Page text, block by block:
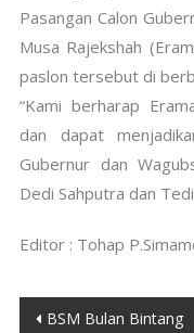
Pasangan Calon
Musa Rajekshah
paslon tersebut di
“Kami berharap
dan dapat
Gubernur dan
Dedi Sahputra dan
Editor : Tohap
Post
BSM Bulan Bintang